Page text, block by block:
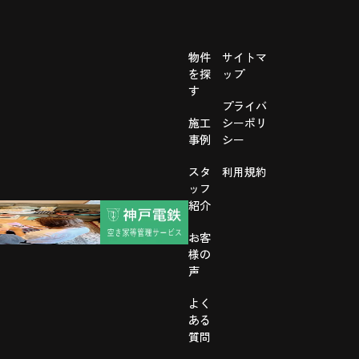
物件
を探
す
施工
事例
スタ
ッフ
紹介
お客
様の
声
よく
ある
質問
サイトマ
ップ
プライバ
シーポリ
シー
利用規約